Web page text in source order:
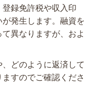
録免許税や収入印
発生します。融資を
異なりますが、およ
どのように返済して
すのでご確認くださ